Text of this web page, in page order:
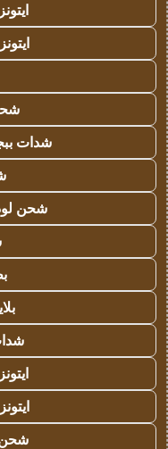
شدات
شحن
شحن